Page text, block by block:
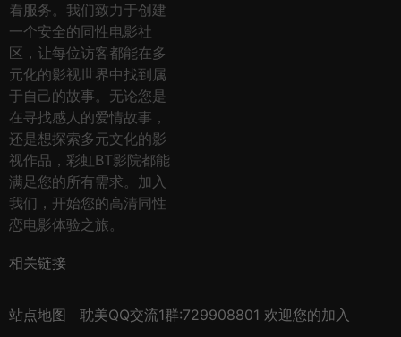
看服务。我们致力于创建
一个安全的同性电影社
区，让每位访客都能在多
元化的影视世界中找到属
于自己的故事。无论您是
在寻找感人的爱情故事，
还是想探索多元文化的影
视作品，彩虹BT影院都能
满足您的所有需求。加入
我们，开始您的高清同性
恋电影体验之旅。
相关链接
站点地图 耽美QQ交流1群:729908801 欢迎您的加入